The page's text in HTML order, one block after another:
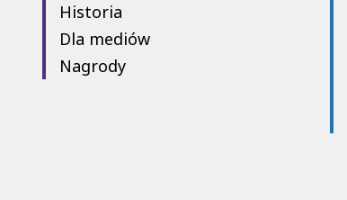
Historia
Dla mediów
Nagrody